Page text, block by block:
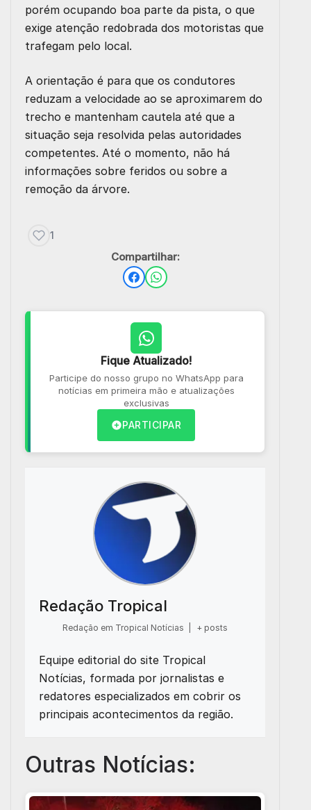
porém ocupando boa parte da pista, o que
exige atenção redobrada dos motoristas que
trafegam pelo local.
A orientação é para que os condutores
reduzam a velocidade ao se aproximarem do
trecho e mantenham cautela até que a
situação seja resolvida pelas autoridades
competentes. Até o momento, não há
informações sobre feridos ou sobre a
remoção da árvore.
1
Compartilhar:
Fique Atualizado!
Participe do nosso grupo no WhatsApp para
notícias em primeira mão e atualizações
exclusivas
PARTICIPAR
Redação Tropical
Redação em Tropical Notícias + posts
Equipe editorial do site Tropical
Notícias, formada por jornalistas e
redatores especializados em cobrir os
principais acontecimentos da região.
Outras Notícias: